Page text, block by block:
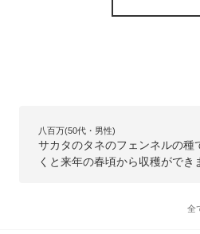
八百万(50代・男性)
サカタのタネのフェンネルの
くと来年の春頃から収穫ができ
全